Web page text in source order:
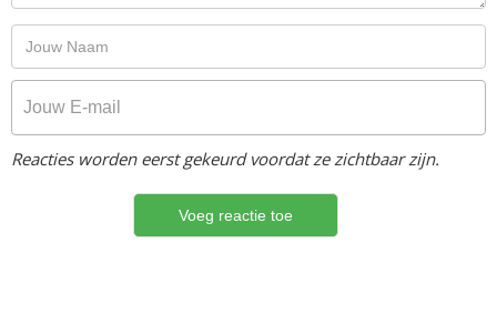
Reacties worden eerst gekeurd voordat ze zichtbaar zijn.